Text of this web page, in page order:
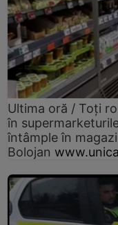
Ultima oră / Toți
în
întâmple în
Bolojan